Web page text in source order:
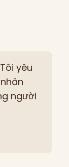
yêu
người